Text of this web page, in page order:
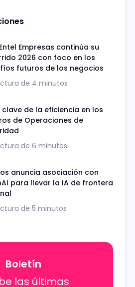
Empresas continúa su
2026 con foco en los
futuros de los negocios
de 4 minutos
clave de la eficiencia en los
de Operaciones de
de 6 minutos
anuncia asociación con
para llevar la IA de frontera
de 5 minutos
Boletín
las últimas